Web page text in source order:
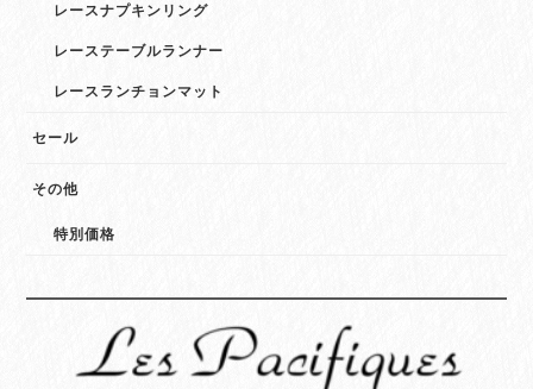
レースナプキンリング
レーステーブルランナー
レースランチョンマット
セール
その他
特別価格